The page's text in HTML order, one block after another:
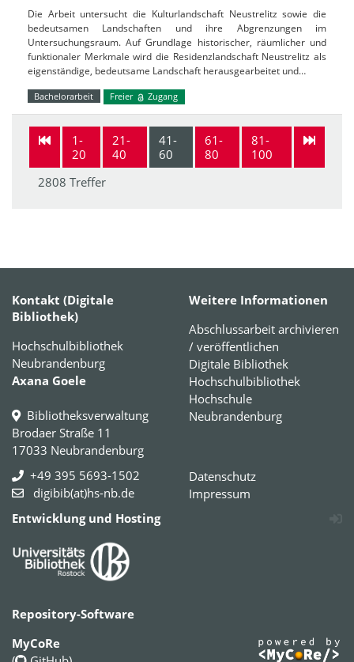
Die Arbeit untersucht die Kulturlandschaft Neustrelitz sowie die
bedeutsamen Landschaften und ihre Abgrenzungen im
Untersuchungsraum. Auf Grundlage historischer, räumlicher und
funktionaler Merkmale wird die Residenzlandschaft Neustrelitz als
eigenständige, bedeutsame Landschaft herausgearbeitet und…
Bachelorarbeit Freier Zugang
1-
20
21-
40
41-
60
61-
80
81-
100
2808 Treffer
Kontakt (Digitale
Bibliothek)
Hochschulbibliothek
Neubrandenburg
Axana Goele
Bibliotheksverwaltung
Brodaer Straße 11
17033 Neubrandenburg
+49 395 5693-1502
digibib(at)hs-nb.de
Weitere Informationen
Abschlussarbeit archivieren
/ veröffentlichen
Digitale Bibliothek
Hochschulbibliothek
Hochschule
Neubrandenburg
Datenschutz
Impressum
Entwicklung und Hosting
Repository-Software
MyCoRe